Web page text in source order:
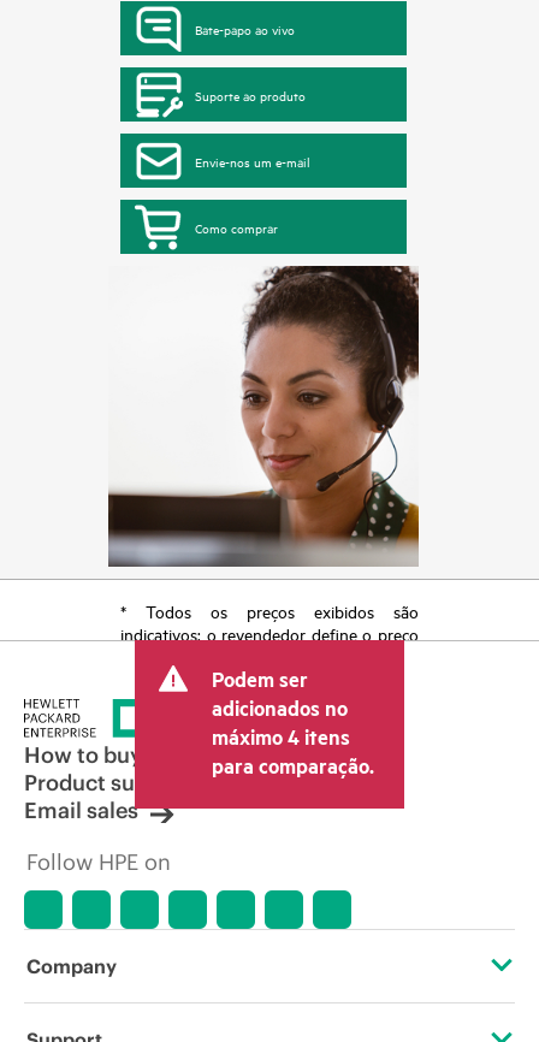
Bate-papo ao vivo
Suporte ao produto
Envie-nos um e-mail
Como comprar
* Todos os preços exibidos são
indicativos; o revendedor define o preço
taxas, como IVA/imposto sobre vendas e
envio. O preço transacional definido
pelo revendedor pode variar em relação
a outros revendedores e ao preço
indicativo exibido. O preço indicativo
poderá incluir ofertas promocionais por
tempo limitado. A HPE se reserva o
qualquer momento por motivos que
incluem, sem limitação, mudança nas
de produtos, disponibilidade de
Podem ser
adicionados no
máximo 4 itens
para comparação.
How to buy
Product support
Email sales
Follow HPE on
Company
About HPE